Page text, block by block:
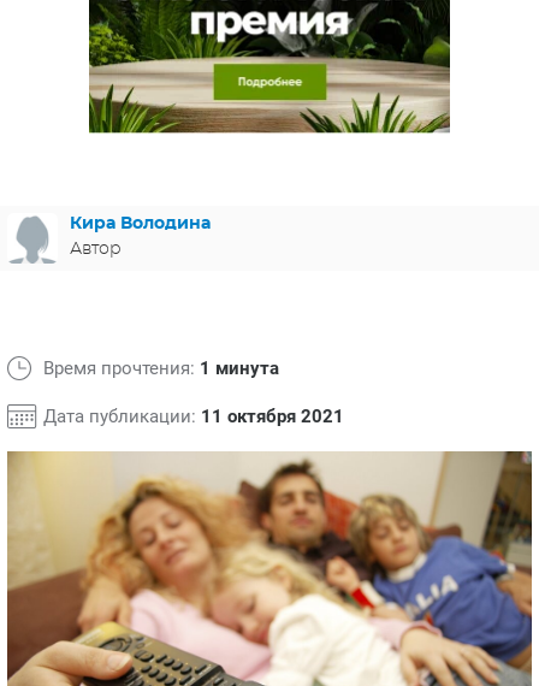
МЕЛОДРАМЫ
ИСПАНИЯ
ФРАНЦИЯ
ГЕРМАНИЯ
СВЕТСКИЕ НОВОСТИ
СПОЙЛЕРЫ ИЗ СЕРИАЛОВ
Кира Володина
Автор
Время прочтения: 1 минута
Дата публикации: 11 октября 2021